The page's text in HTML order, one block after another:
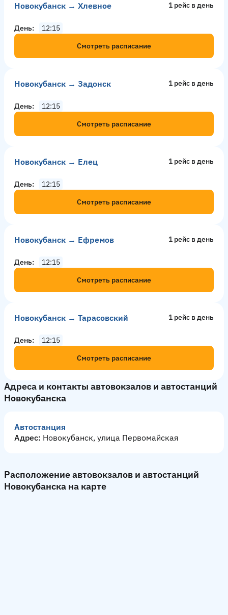
Новокубанск → Хлевное 1 рейс в день
День
12:15
Смотреть расписание
Новокубанск → Задонск 1 рейс в день
День
12:15
Смотреть расписание
Новокубанск → Елец 1 рейс в день
День
12:15
Смотреть расписание
Новокубанск → Ефремов 1 рейс в день
День
12:15
Смотреть расписание
Новокубанск → Тарасовский 1 рейс в день
День
12:15
Смотреть расписание
Адреса и контакты автовокзалов и автостанций
Новокубанска
Автостанция
Адрес: Новокубанск, улица Первомайская
Расположение автовокзалов и автостанций
Новокубанска на карте